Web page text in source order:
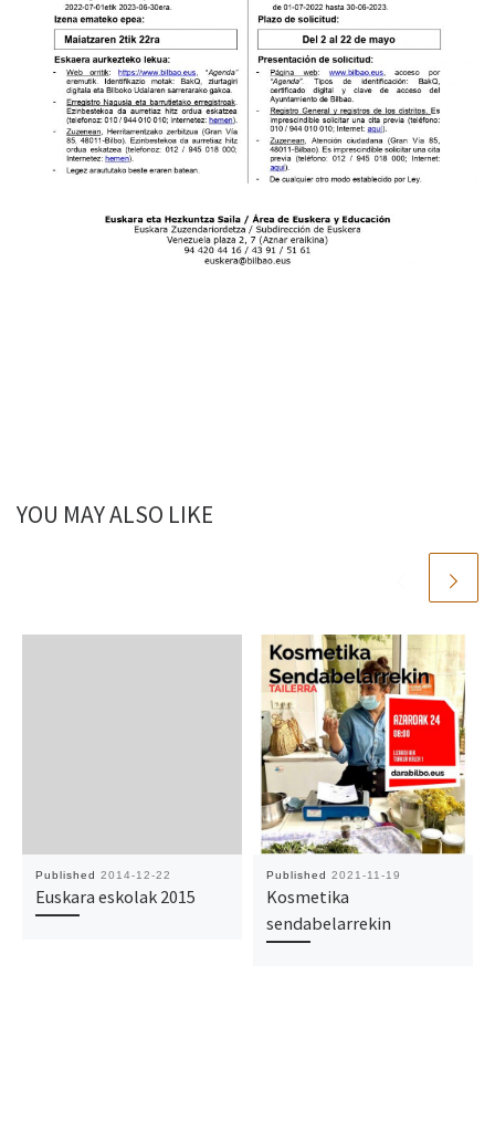
YOU MAY ALSO LIKE
Published 2014-12-22
Euskara eskolak 2015
Published 2021-11-19
Kosmetika
sendabelarrekin